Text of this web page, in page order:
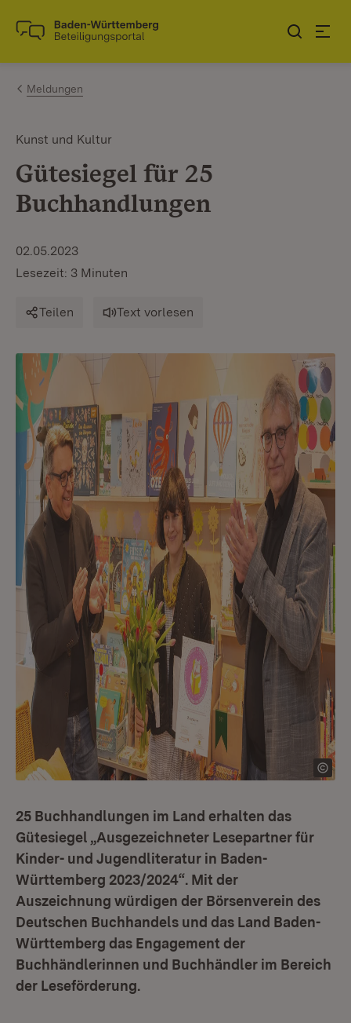
Zum Inhalt springen
Link zur Startseite
Meldungen
Kunst und Kultur
Gütesiegel für 25
Buchhandlungen
02.05.2023
Lesezeit: 3 Minuten
Teilen Text vorlesen
25 Buchhandlungen im Land erhalten das
Gütesiegel „Ausgezeichneter Lesepartner für
Kinder- und Jugendliteratur in Baden-
Württemberg 2023/2024“. Mit der
Auszeichnung würdigen der Börsenverein des
Deutschen Buchhandels und das Land Baden-
Württemberg das Engagement der
Buchhändlerinnen und Buchhändler im Bereich
der Leseförderung.